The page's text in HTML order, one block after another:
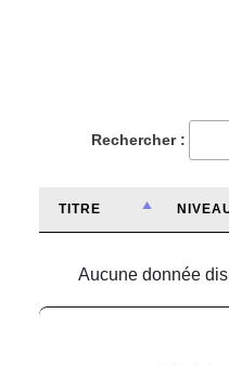
Rechercher :
TITRE
Aucune donnée